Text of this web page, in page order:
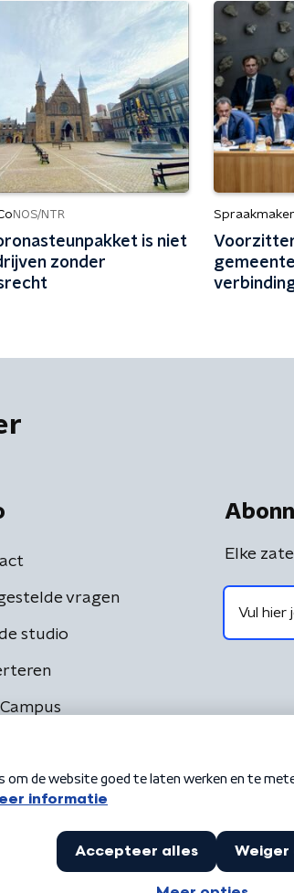
NOS/NTR
is niet
zonder
vragen
studio
Elke